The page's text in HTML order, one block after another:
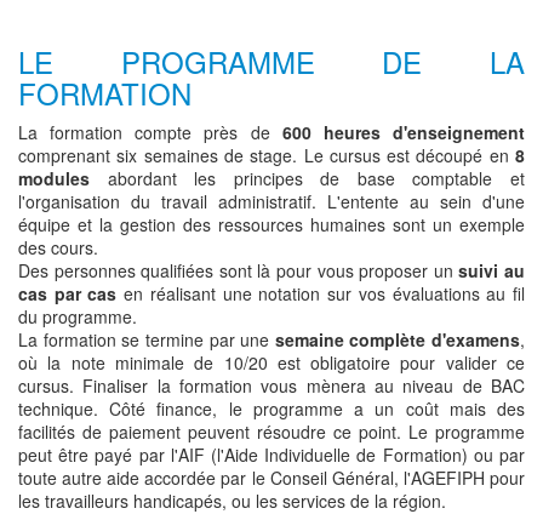
LE PROGRAMME DE LA
FORMATION
La formation compte près de 600 heures d'enseignement
comprenant six semaines de stage. Le cursus est découpé en 8
modules abordant les principes de base comptable et
l'organisation du travail administratif. L'entente au sein d'une
équipe et la gestion des ressources humaines sont un exemple
des cours.
Des personnes qualifiées sont là pour vous proposer unsuivi au
cas par cas en réalisant une notation sur vos évaluations au fil
du programme.
La formation se termine par une semaine complète d'examens,
où la note minimale de 10/20 est obligatoire pour valider ce
cursus. Finaliser la formation vous mènera au niveau de BAC
technique. Côté finance, le programme a un coût mais des
facilités de paiement peuvent résoudre ce point. Le programme
peut être payé par l'AIF (l'Aide Individuelle de Formation) ou par
toute autre aide accordée par le Conseil Général, l'AGEFIPH pour
les travailleurs handicapés, ou les services de la région.